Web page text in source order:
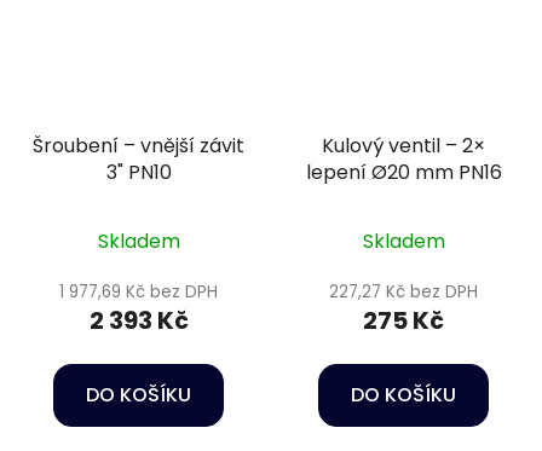
Šroubení – vnější závit
3" PN10
Skladem
1 977,69 Kč bez DPH
2 393 Kč
DO KOŠÍKU
Kulový ventil – 2×
lepení Ø20 mm PN16
Skladem
227,27 Kč bez DPH
275 Kč
DO KOŠÍKU